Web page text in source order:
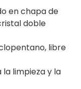
en chapa de
doble
libre
limpieza y la